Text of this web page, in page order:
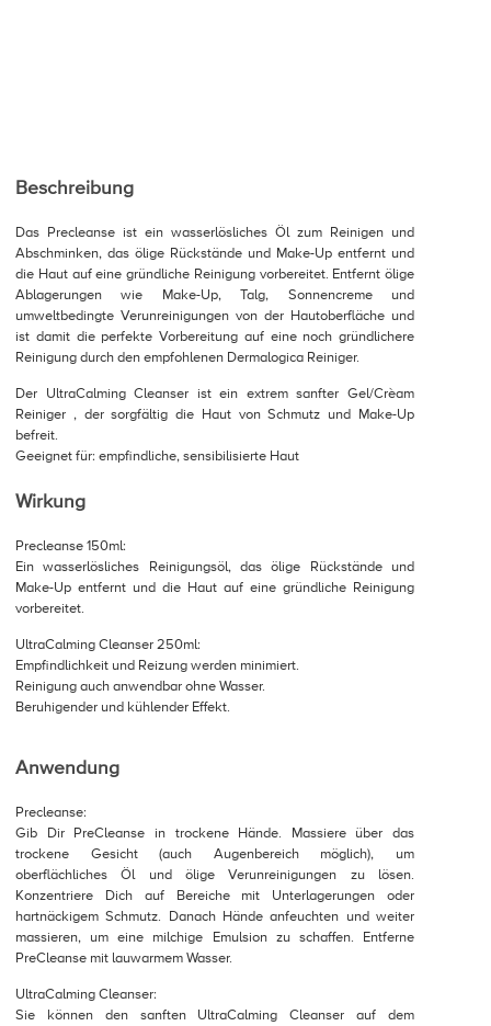
Beschreibung
Das Precleanse ist ein wasserlösliches Öl zum Reinigen und
Abschminken, das ölige Rückstände und Make-Up entfernt und
die Haut auf eine gründliche Reinigung vorbereitet. Entfernt ölige
Ablagerungen wie Make-Up, Talg, Sonnencreme und
umweltbedingte Verunreinigungen von der Hautoberfläche und
ist damit die perfekte Vorbereitung auf eine noch gründlichere
Reinigung durch den empfohlenen Dermalogica Reiniger.
Der UltraCalming Cleanser ist ein extrem sanfter Gel/Crèam
Reiniger , der sorgfältig die Haut von Schmutz und Make-Up
befreit.
Geeignet für: empfindliche, sensibilisierte Haut
Wirkung
Precleanse 150ml:
Ein wasserlösliches Reinigungsöl, das ölige Rückstände und
Make-Up entfernt und die Haut auf eine gründliche Reinigung
vorbereitet.
UltraCalming Cleanser 250ml:
Empfindlichkeit und Reizung werden minimiert.
Reinigung auch anwendbar ohne Wasser.
Beruhigender und kühlender Effekt.
Anwendung
Precleanse:
Gib Dir PreCleanse in trockene Hände. Massiere über das
trockene Gesicht (auch Augenbereich möglich), um
oberflächliches Öl und ölige Verunreinigungen zu lösen.
Konzentriere Dich auf Bereiche mit Unterlagerungen oder
hartnäckigem Schmutz. Danach Hände anfeuchten und weiter
massieren, um eine milchige Emulsion zu schaffen. Entferne
PreCleanse mit lauwarmem Wasser.
UltraCalming Cleanser:
Sie können den sanften UltraCalming Cleanser auf dem